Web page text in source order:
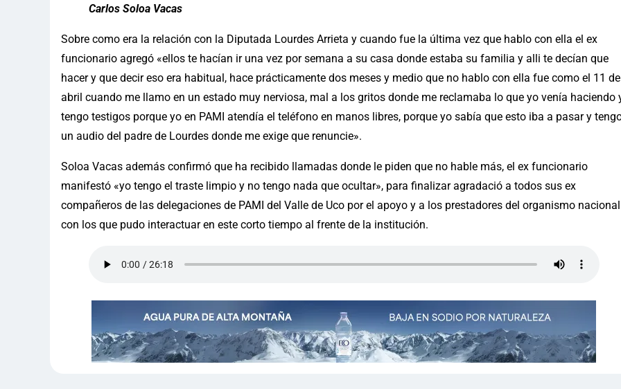
Carlos Soloa Vacas
Sobre como era la relación con la Diputada Lourdes Arrieta y cuando fue la última vez que hablo con ella el ex
funcionario agregó «ellos te hacían ir una vez por semana a su casa donde estaba su familia y alli te decían que
hacer y que decir eso era habitual, hace prácticamente dos meses y medio que no hablo con ella fue como el 11 de
abril cuando me llamo en un estado muy nerviosa, mal a los gritos donde me reclamaba lo que yo venía haciendo
tengo testigos porque yo en PAMI atendía el teléfono en manos libres, porque yo sabía que esto iba a pasar y
un audio del padre de Lourdes donde me exige que renuncie».
Soloa Vacas además confirmó que ha recibido llamadas donde le piden que no hable más, el ex funcionario
manifestó «yo tengo el traste limpio y no tengo nada que ocultar», para finalizar agradació a todos sus ex
compañeros de las delegaciones de PAMI del Valle de Uco por el apoyo y a los prestadores del organismo nacional
con los que pudo interactuar en este corto tiempo al frente de la institución.